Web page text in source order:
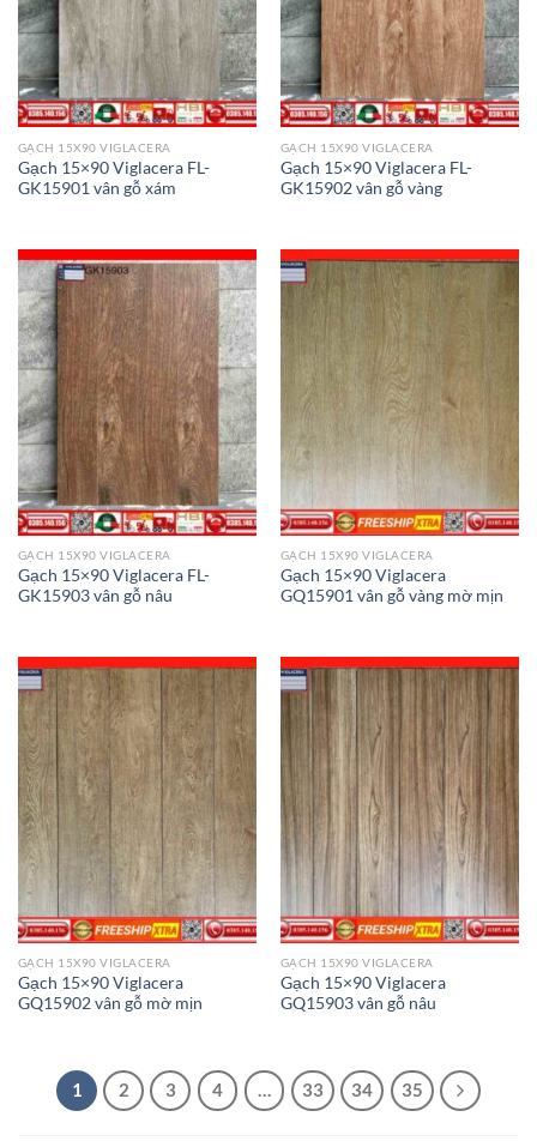
GẠCH 15X90 VIGLACERA
Gạch 15×90 Viglacera FL-
GK15901 vân gỗ xám
GẠCH 15X90 VIGLACERA
Gạch 15×90 Viglacera FL-
GK15902 vân gỗ vàng
GẠCH 15X90 VIGLACERA
Gạch 15×90 Viglacera FL-
GK15903 vân gỗ nâu
GẠCH 15X90 VIGLACERA
Gạch 15×90 Viglacera
GQ15901 vân gỗ vàng mờ mịn
GẠCH 15X90 VIGLACERA
Gạch 15×90 Viglacera
GQ15902 vân gỗ mờ mịn
GẠCH 15X90 VIGLACERA
Gạch 15×90 Viglacera
GQ15903 vân gỗ nâu
1 2 3 4 … 33 34 35